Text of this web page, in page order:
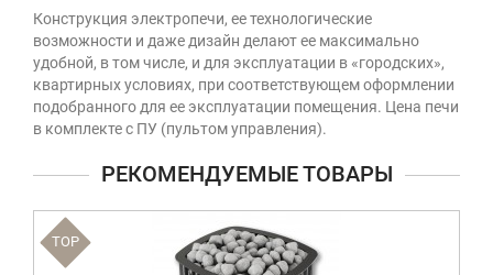
Конструкция электропечи, ее технологические
возможности и даже дизайн делают ее максимально
удобной, в том числе, и для эксплуатации в «городских»,
квартирных условиях, при соответствующем оформлении
подобранного для ее эксплуатации помещения. Цена печи
в комплекте с ПУ (пультом управления).
РЕКОМЕНДУЕМЫЕ ТОВАРЫ
TOP